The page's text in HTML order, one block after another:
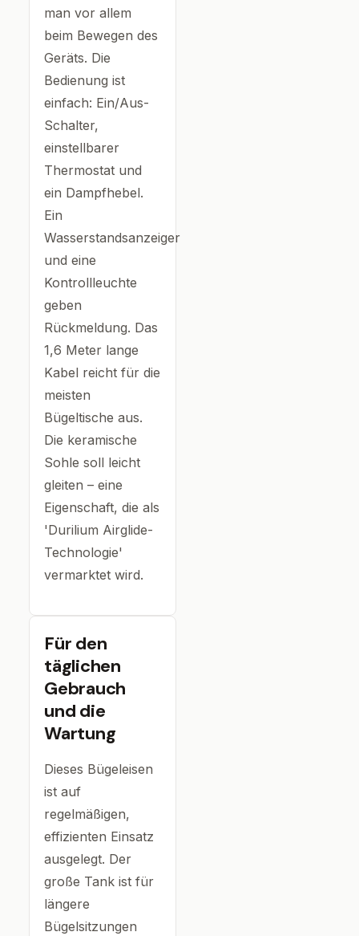
man vor allem
beim Bewegen des
Geräts. Die
Bedienung ist
einfach: Ein/Aus-
Schalter,
einstellbarer
Thermostat und
ein Dampfhebel.
Ein
Wasserstandsanzeiger
und eine
Kontrollleuchte
geben
Rückmeldung. Das
1,6 Meter lange
Kabel reicht für die
meisten
Bügeltische aus.
Die keramische
Sohle soll leicht
gleiten – eine
Eigenschaft, die als
'Durilium Airglide-
Technologie'
vermarktet wird.
Für den
täglichen
Gebrauch
und die
Wartung
Dieses Bügeleisen
ist auf
regelmäßigen,
effizienten Einsatz
ausgelegt. Der
große Tank ist für
längere
Bügelsitzungen